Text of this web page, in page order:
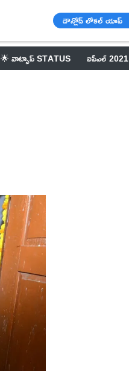
డౌన్లోడ్ లోకల్ యాప్
🌟 వాట్సాప్ STATUS ఐపీఎల్ 2021